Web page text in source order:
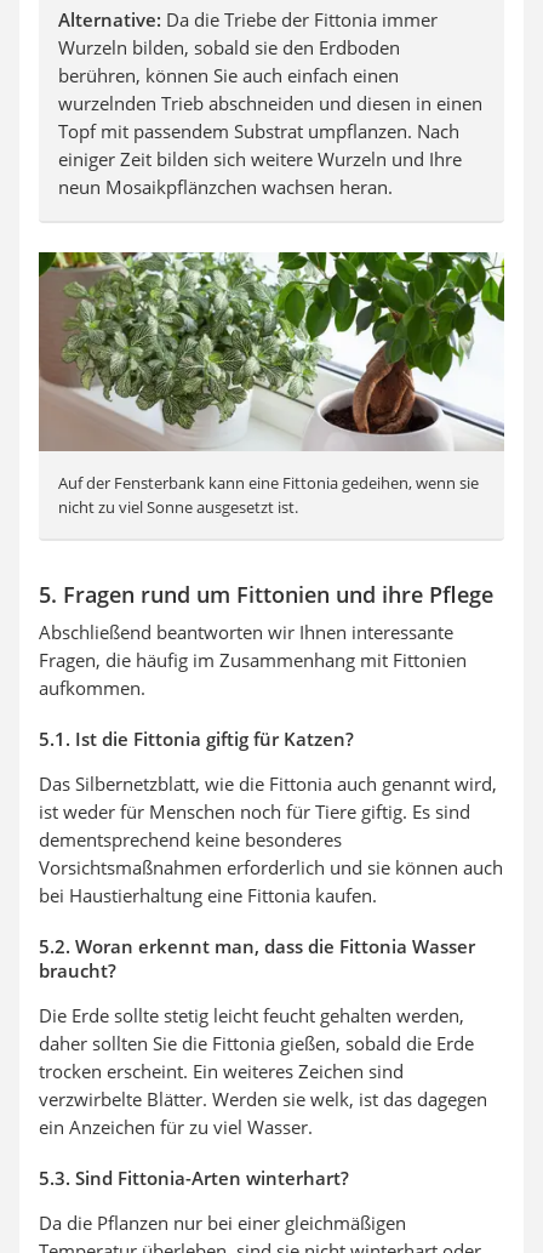
Alternative: Da die Triebe der Fittonia immer
Wurzeln bilden, sobald sie den Erdboden
berühren, können Sie auch einfach einen
wurzelnden Trieb abschneiden und diesen in einen
Topf mit passendem Substrat umpflanzen. Nach
einiger Zeit bilden sich weitere Wurzeln und Ihre
neun Mosaikpflänzchen wachsen heran.
Auf der Fensterbank kann eine Fittonia gedeihen, wenn sie
nicht zu viel Sonne ausgesetzt ist.
5. Fragen rund um Fittonien und ihre Pflege
Abschließend beantworten wir Ihnen interessante
Fragen, die häufig im Zusammenhang mit Fittonien
aufkommen.
5.1. Ist die Fittonia giftig für Katzen?
Das Silbernetzblatt, wie die Fittonia auch genannt wird,
ist weder für Menschen noch für Tiere giftig. Es sind
dementsprechend keine besonderes
Vorsichtsmaßnahmen erforderlich und sie können auch
bei Haustierhaltung eine Fittonia kaufen.
5.2. Woran erkennt man, dass die Fittonia Wasser
braucht?
Die Erde sollte stetig leicht feucht gehalten werden,
daher sollten Sie die Fittonia gießen, sobald die Erde
trocken erscheint. Ein weiteres Zeichen sind
verzwirbelte Blätter. Werden sie welk, ist das dagegen
ein Anzeichen für zu viel Wasser.
5.3. Sind Fittonia-Arten winterhart?
Da die Pflanzen nur bei einer gleichmäßigen